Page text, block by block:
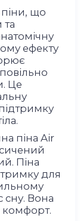
піни, що
та
ефекту
Це
піна Air
Піна
для
сну. Вона
комфорт.